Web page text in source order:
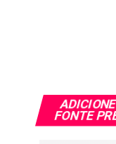
FONTE